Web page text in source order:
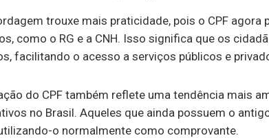
trouxe mais praticidade, pois o CPF agora
como o RG e a CNH. Isso significa que os
facilitando o acesso a serviços públicos e
do CPF também reflete uma tendência mais
no Brasil. Aqueles que ainda possuem o
o normalmente como comprovante.